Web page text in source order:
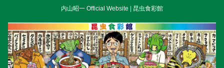
内山昭一 Official Website | 昆虫食彩館